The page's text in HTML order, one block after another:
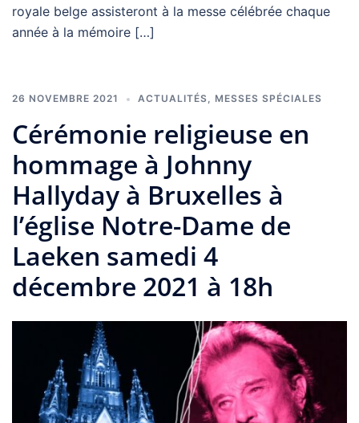
royale belge assisteront à la messe célébrée chaque
année à la mémoire […]
26 NOVEMBRE 2021 ACTUALITÉS, MESSES SPÉCIALES
Cérémonie religieuse en
hommage à Johnny
Hallyday à Bruxelles à
l’église Notre-Dame de
Laeken samedi 4
décembre 2021 à 18h